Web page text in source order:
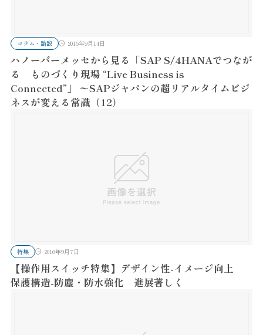
コラム・論説 2016年9月14日
ハノーバーメッセから見る「SAP S/4HANAでつなが
る ものづくり現場 “Live Business is
Connected”」 〜SAPジャパンの超リアルタイムビジ
ネスが変える常識（12）
特集 2016年9月7日
【操作用スイッチ特集】デザイン性-イメージ向上
保護構造-防塵・防水強化 進展著しく